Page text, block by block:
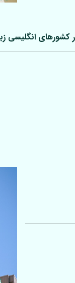
کشورهای انگلیسی